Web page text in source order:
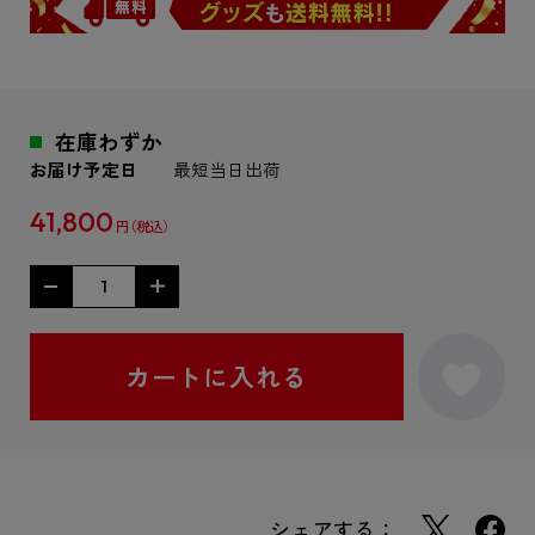
在庫わずか
お届け予定日 最短当日出荷
41,800 円
シェアする：